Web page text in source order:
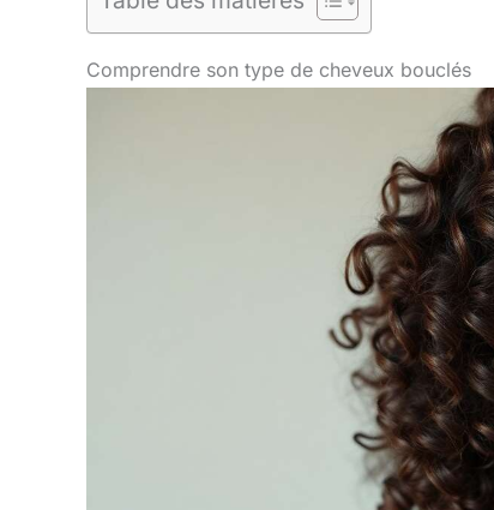
Comprendre son type de cheveux bouclés